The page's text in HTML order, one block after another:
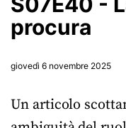
procura
giovedì 6 novembre 2025
Un articolo